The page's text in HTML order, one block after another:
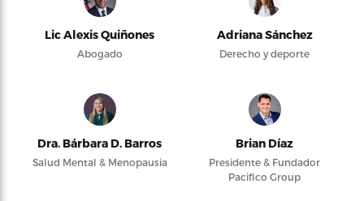
Lic Alexis Quiñones
Abogado
Adriana Sánchez
Derecho y deporte
Dra. Bárbara D. Barros
Salud Mental & Menopausia
Brian Díaz
Presidente & Fundador
Pacifico Group